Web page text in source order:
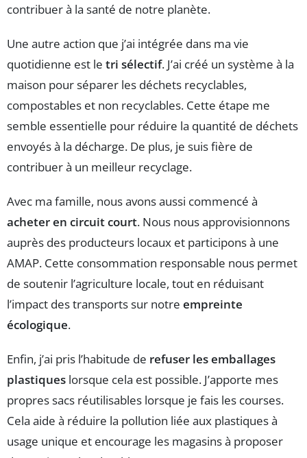
contribuer à la santé de notre planète.
Une autre action que j’ai intégrée dans ma vie
quotidienne est le tri sélectif. J’ai créé un système à la
maison pour séparer les déchets recyclables,
compostables et non recyclables. Cette étape me
semble essentielle pour réduire la quantité de déchets
envoyés à la décharge. De plus, je suis fière de
contribuer à un meilleur recyclage.
Avec ma famille, nous avons aussi commencé à
acheter en circuit court. Nous nous approvisionnons
auprès des producteurs locaux et participons à une
AMAP. Cette consommation responsable nous permet
de soutenir l’agriculture locale, tout en réduisant
l’impact des transports sur notre empreinte
écologique.
Enfin, j’ai pris l’habitude de refuser les emballages
plastiques lorsque cela est possible. J’apporte mes
propres sacs réutilisables lorsque je fais les courses.
Cela aide à réduire la pollution liée aux plastiques à
usage unique et encourage les magasins à proposer